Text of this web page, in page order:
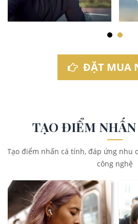
ĐẶT MUA
TẠO ĐIỂM
Tạo điểm nhấn cá tính, đáp ứng nhu
công nghệ